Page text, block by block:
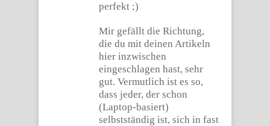
perfekt ;)
Mir gefällt die Richtung,
die du mit deinen Artikeln
hier inzwischen
eingeschlagen hast, sehr
gut. Vermutlich ist es so,
dass jeder, der schon
(Laptop-basiert)
selbstständig ist, sich in fast